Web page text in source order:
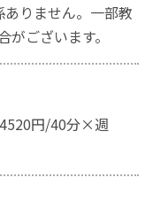
りません。一部教
ございます。
円/40分×週